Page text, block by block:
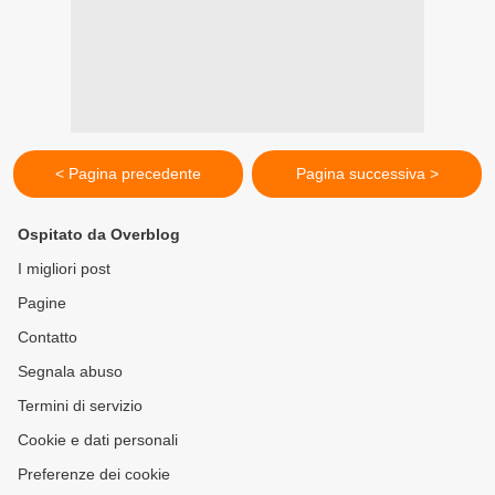
< Pagina precedente Pagina successiva >
Ospitato da Overblog
I migliori post
Pagine
Contatto
Segnala abuso
Termini di servizio
Cookie e dati personali
Preferenze dei cookie